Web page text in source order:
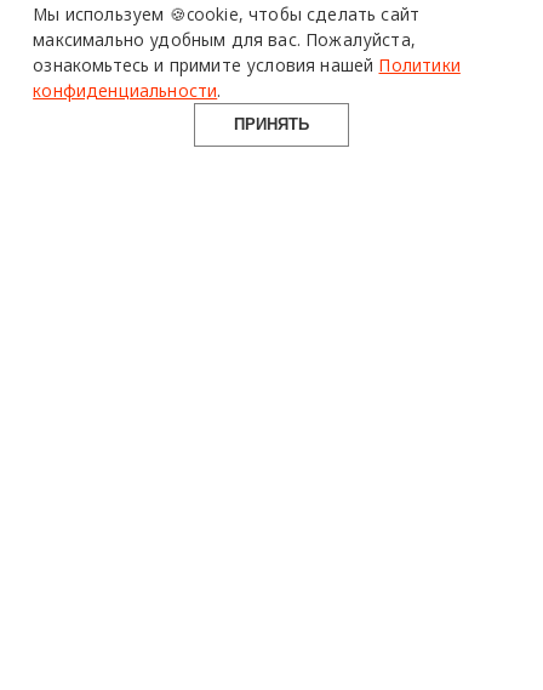
Мы используем 🍪cookie, чтобы сделать сайт
максимально удобным для вас. Пожалуйста,
ознакомьтесь и примите условия нашей Политики
конфиденциальности.
ПРИНЯТЬ